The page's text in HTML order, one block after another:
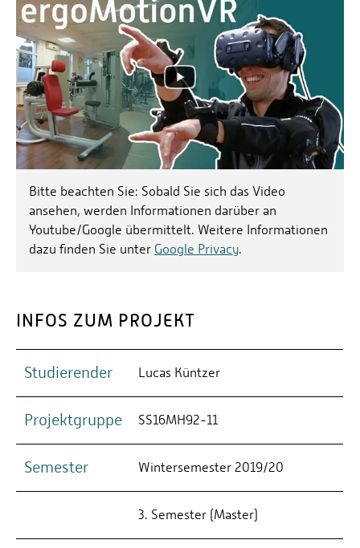
Bitte beachten Sie: Sobald Sie sich das Video
ansehen, werden Informationen darüber an
Youtube/Google übermittelt. Weitere Informationen
dazu finden Sie unter Google Privacy.
INFOS ZUM PROJEKT
Studierender Lucas Küntzer
Projektgruppe SS16MH92-11
Semester Wintersemester 2019/20
3. Semester (Master)